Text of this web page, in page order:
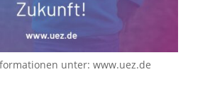
unter:www.uez.de